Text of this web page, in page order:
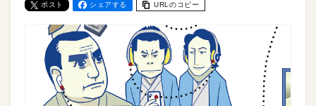
ポスト シェアする URLのコピー